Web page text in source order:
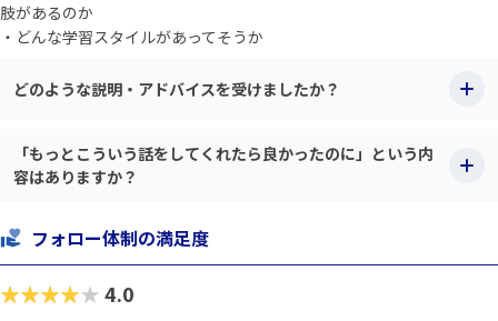
肢があるのか
・どんな学習スタイルがあってそうか
どのような説明・アドバイスを受けましたか？
「もっとこういう話をしてくれたら良かったのに」という内
容はありますか？
フォロー体制の満足度
★★★★★4.0